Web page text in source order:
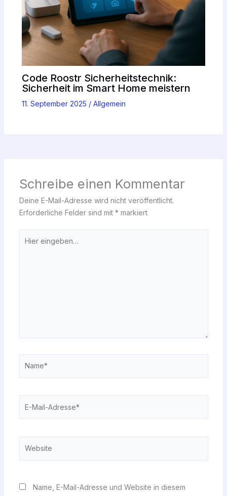
Code Roostr Sicherheitstechnik:
Sicherheit im Smart Home meistern
11. September 2025 / Allgemein
Schreibe einen Kommentar
Deine E-Mail-Adresse wird nicht veröffentlicht.
Erforderliche Felder sind mit * markiert
eingeben…
Mail-
Name, E-Mail-Adresse und Website in diesem